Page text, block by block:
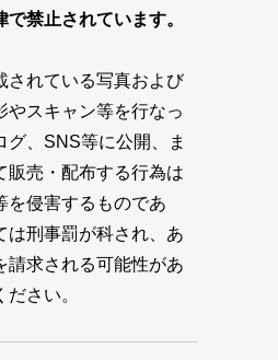
禁止されています。
されている写真および
やスキャン等を行なっ
グ、SNS等に公開、ま
販売・配布する行為は
を侵害するものであ
は刑事罰が科され、あ
請求される可能性があ
さい。